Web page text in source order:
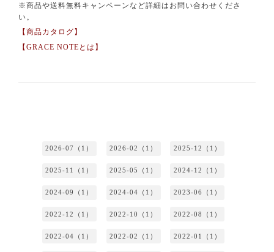
※商品や送料無料キャンペーンなど詳細はお問い合わせくださ
い。
【商品カタログ】
【GRACE NOTEとは】
2026-07（1） 2026-02（1） 2025-12（1）
2025-11（1） 2025-05（1） 2024-12（1）
2024-09（1） 2024-04（1） 2023-06（1）
2022-12（1） 2022-10（1） 2022-08（1）
2022-04（1） 2022-02（1） 2022-01（1）